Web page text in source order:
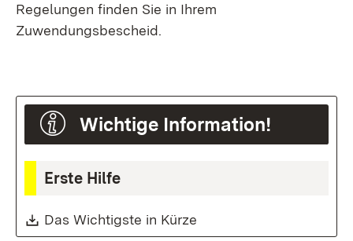
Regelungen finden Sie in Ihrem
Zuwendungsbescheid.
Wichtige Information!
Erste Hilfe
Download:
Das Wichtigste in Kürze